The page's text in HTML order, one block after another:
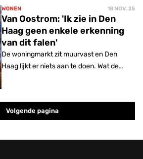
WONEN 18 NOV. 25
Van Oostrom: 'Ik zie in Den
Haag geen enkele erkenning
van dit falen'
De woningmarkt zit muurvast en Den
Haag lijkt er niets aan te doen. Wat de
oplossing is? 'In Nederland is alles
versnipperd met partijen als IVBN en
Neprom. Eerlijk? Ik zie geen oplossing.'
Volgende pagina